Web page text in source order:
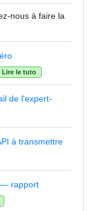
nous à faire la
Lire le tuto
de l'expert-
à transmettre
— rapport